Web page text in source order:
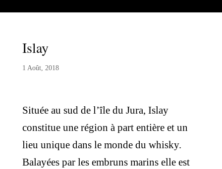
Islay
1 Août, 2018
Située au sud de l’île du Jura, Islay
constitue une région à part entière et un
lieu unique dans le monde du whisky.
Balayées par les embruns marins elle est